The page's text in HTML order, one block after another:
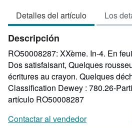
5
de
estrellas
Detalles del artículo Los
Descripción
RO50008287: XXème. In-4. En
Dos satisfaisant, Quelques
écritures au crayon. Quelques
Classification Dewey : 780.26-
artículo RO50008287
Contactar al vendedor